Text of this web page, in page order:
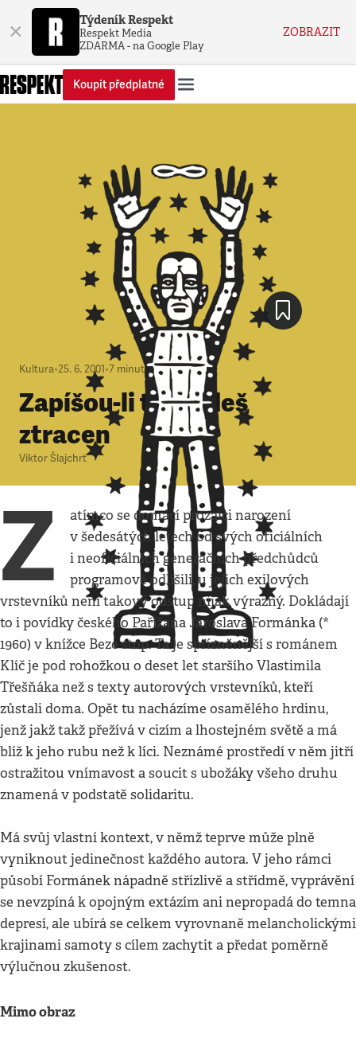
× Týdeník Respekt
Respekt Media
ZDARMA - na Google Play
ZOBRAZIT
Koupit předplatné
Kultura•25. 6. 2001•7 minut
Zapíšou-li tě, budeš
ztracen
Viktor Šlajchrt
Z
atímco se domácí prozaici narození
v šedesátých letech od svých oficiálních
i neoficiálních generačních předchůdců
programově odlišili, u jejich exilových
vrstevníků není takový odstup nijak výrazný. Dokládají
to i povídky českého Pařížana Jaroslava Formánka (*
1960) v knížce Beze stop. Ta je spřízněnější s románem
Klíč je pod rohožkou o deset let staršího Vlastimila
Třešňáka než s texty autorových vrstevníků, kteří
zůstali doma. Opět tu nacházíme osamělého hrdinu,
jenž jakž takž přežívá v cizím a lhostejném světě a má
blíž k jeho rubu než k líci. Neznámé prostředí v něm jitří
ostražitou vnímavost a soucit s ubožáky všeho druhu
znamená v podstatě solidaritu.
Má svůj vlastní kontext, v němž teprve může plně
vyniknout jedinečnost každého autora. V jeho rámci
působí Formánek nápadně střízlivě a střídmě, vyprávění
se nevzpíná k opojným extázím ani nepropadá do temna
depresí, ale ubírá se celkem vyrovnaně melancholickými
krajinami samoty s cílem zachytit a předat poměrně
výlučnou zkušenost.
Mimo obraz